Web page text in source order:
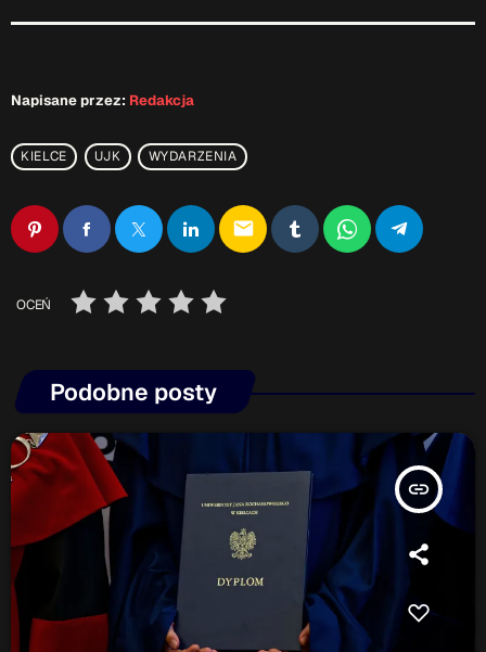
Napisane przez: Redakcja
KIELCE UJK WYDARZENIA
email
OCEŃ
Podobne posty
insert_link